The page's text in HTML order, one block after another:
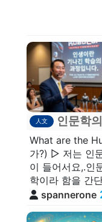
人文 인문학
What are the
가?) ▷ 저는 인
이 들어서요,.인
학이라 함을 간
spannerone